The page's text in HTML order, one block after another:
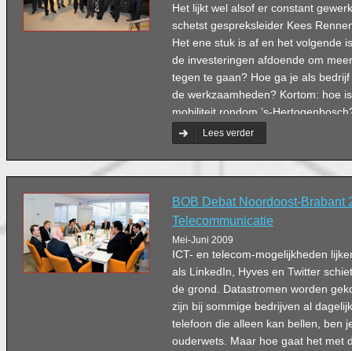
Het lijkt wel alsof er constant
schetst gespreksleider Kees
Het ene stuk is af en het volgende
de investeringen afdoende om
tegen te gaan? Hoe ga je als bedrijf
de werkzaamheden? Kortom: hoe
mobiliteit rondom ’s-
BOB Debat spraken over
situatie nu.
Lees verder
BOB Debat Noordoost-Brabant
Telecommunicatie
Mei-Juni 2009
ICT- en telecom-mogelijkheden
als LinkedIn, Hyves en Twitter
de grond. Datastromen worden
zijn bij sommige bedrijven al
telefoon die alleen kan bellen, ben
ouderwets. Maar hoe gaat het met